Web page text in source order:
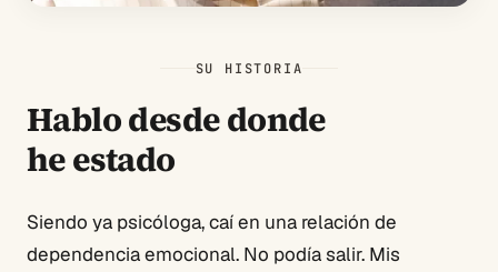
SU HISTORIA
Hablo desde donde
he estado
Siendo ya psicóloga, caí en una relación de
dependencia emocional. No podía salir. Mis